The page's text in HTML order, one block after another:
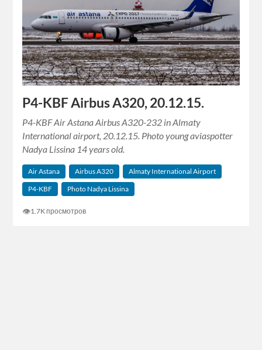
P4-KBF Airbus A320, 20.12.15.
P4-KBF Air Astana Airbus A320-232 in Almaty
International airport, 20.12.15. Photo young aviaspotter
Nadya Lissina 14 years old.
Air Astana Airbus A320
Almaty International Airport
P4-KBF
Photo Nadya Lissina
👁1.7K просмотров